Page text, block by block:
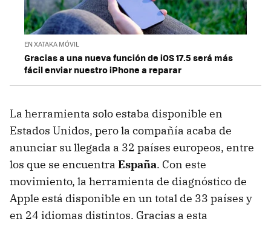
EN XATAKA MÓVIL
Gracias a una nueva función de iOS 17.5 será más
fácil enviar nuestro iPhone a reparar
La herramienta solo estaba disponible en
Estados Unidos, pero la compañía acaba de
anunciar su llegada a 32 países europeos, entre
los que se encuentra España. Con este
movimiento, la herramienta de diagnóstico de
Apple está disponible en un total de 33 países y
en 24 idiomas distintos. Gracias a esta